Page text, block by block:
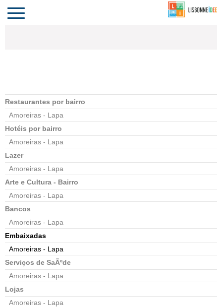
PORTUGAL
Toggle
navigation
Restaurantes por bairro
Amoreiras - Lapa
Hotéis por bairro
Amoreiras - Lapa
Lazer
Amoreiras - Lapa
Arte e Cultura - Bairro
Amoreiras - Lapa
Bancos
Amoreiras - Lapa
Embaixadas
Amoreiras - Lapa
Serviços de SaÃºde
Amoreiras - Lapa
Lojas
Amoreiras - Lapa